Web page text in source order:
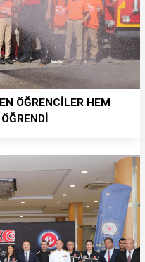
ÖĞRENCİLER HEM